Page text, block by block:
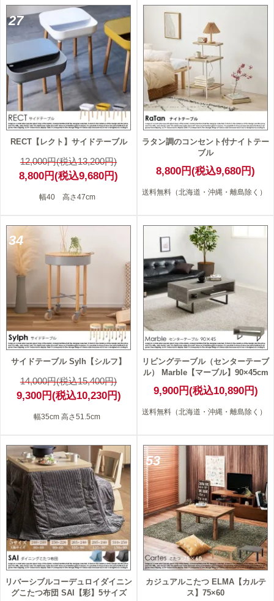
27
RECT【レクト】サイドテーブル
12,000円(税込13,200円)
8,800円(税込9,680円)
幅40 高さ47cm
ラタン調のコンセント付ナイトテー
ブル
8,800円(税込9,680円)
送料無料（北海道・沖縄・離島除く）
34
サイドテーブル Sylh【シルフ】
14,000円(税込15,400円)
9,300円(税込10,230円)
幅35cm 高さ51.5cm
リビングテーブル（センターテーブ
ル） Marble【マーブル】90×45cm
9,900円(税込10,890円)
送料無料（北海道・沖縄・離島除く）
リバーシブルコーデュロイダイニン
グこたつ布団 SAI【彩】5サイズ
53
カジュアルこたつ ELMA【カルテ
ス】75×60